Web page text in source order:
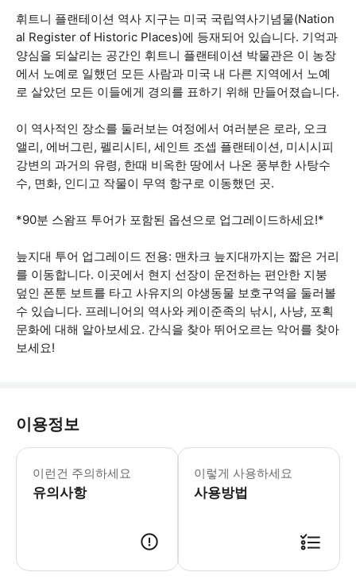
휘트니 플랜테이션 역사 지구는 미국 국립역사기념물(Nation
al Register of Historic Places)에 등재되어 있습니다. 기억과
양심을 되살리는 공간인 휘트니 플랜테이션 박물관은 이 농장
에서 노예로 일했던 모든 사람과 미국 내 다른 지역에서 노예
로 살았던 모든 이들에게 경의를 표하기 위해 만들어졌습니다.
이 역사적인 장소를 둘러보는 여정에서 여러분은 로라, 오크
앨리, 에버그린, 펠리시티, 세인트 조셉 플랜테이션, 미시시피
강변의 과거의 유령, 한때 비옥한 땅에서 나온 풍부한 사탕수
수, 면화, 인디고 작물이 무역 항구로 이동했던 곳.
*90분 스왐프 투어가 포함된 옵션으로 업그레이드하세요!*
늪지대 투어 업그레이드 전용: 맨차크 늪지대까지는 짧은 거리
를 이동합니다. 이곳에서 현지 선장이 운전하는 편안한 지붕
덮인 폰툰 보트를 타고 사유지의 야생동물 보호구역을 둘러볼
수 있습니다. 프레니어의 역사와 케이준족의 낚시, 사냥, 포획
문화에 대해 알아보세요. 간식을 찾아 뛰어오르는 악어를 찾아
보세요!
이용정보
이런건 주의하세요
유의사항
휘트니 플랜테이션은 셀프 가이드 투
이렇게 사용하세요
사용방법